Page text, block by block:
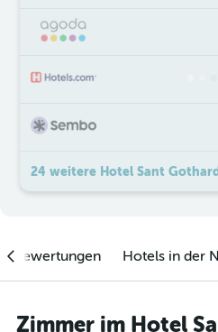
24 weitere Hotel Sant
Hotels in der
Zimmer im Hotel